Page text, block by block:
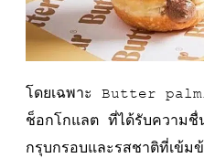
โดยเฉพาะ Butter
ช็อกโกแลต ที่ได้รับความชื่
กรุบกรอบและรสชาติที่เข้ม